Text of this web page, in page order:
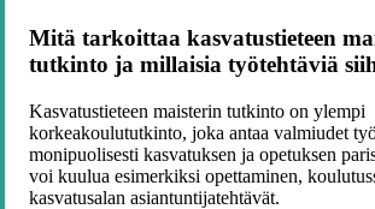
Mitä tarkoittaa kasvatustieteen
tutkinto ja millaisia työtehtäviä
Kasvatustieteen maisterin tutkinto on ylempi
korkeakoulututkinto, joka antaa valmiudet
monipuolisesti kasvatuksen ja opetuksen
voi kuulua esimerkiksi opettaminen,
kasvatusalan asiantuntijatehtävät.